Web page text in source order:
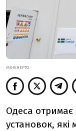
МІНЕНЕРГО
Одеса отримає
установок,